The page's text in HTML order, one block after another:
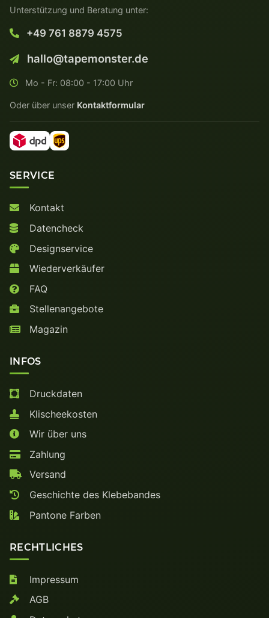
Unterstützung und Beratung unter:
+49 761 8879 4575
hallo@tapemonster.de
Mo - Fr: 08:00 - 17:00 Uhr
Oder über unser Kontaktformular
SERVICE
Kontakt
Datencheck
Designservice
Wiederverkäufer
FAQ
Stellenangebote
Magazin
INFOS
Druckdaten
Klischeekosten
Wir über uns
Zahlung
Versand
Geschichte des Klebebandes
Pantone Farben
RECHTLICHES
Impressum
AGB